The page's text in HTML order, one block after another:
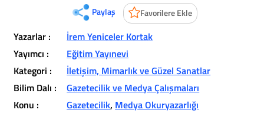
Paylaş Favorilere Ekle
Yazarlar :
İrem Yeniceler Kortak
Yayımcı :
Eğitim Yayınevi
Kategori :
İletişim, Mimarlık ve Güzel Sanatlar
Bilim Dalı :
Gazetecilik ve Medya Çalışmaları
Konu :
Gazetecilik, Medya Okuryazarlığı